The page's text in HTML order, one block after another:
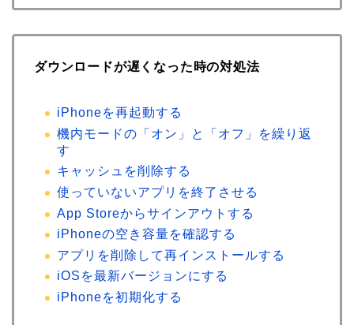
ダウンロードが遅くなった時の対処法
iPhoneを再起動する
機内モードの「オン」と「オフ」を繰り返
す
キャッシュを削除する
使っていないアプリを終了させる
App Storeからサインアウトする
iPhoneの空き容量を確認する
アプリを削除して再インストールする
iOSを最新バージョンにする
iPhoneを初期化する